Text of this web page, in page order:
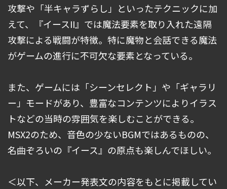
攻撃や「半キャラずらし」といったテクニックに加
えて、『イースII』では魔法要素を取り入れた遠隔
攻撃による戦闘が特徴。特に魔物と会話できる魔法
がゲームの進行に不可欠な要素となっている。
また、ゲームには「シーンセレクト」や「ギャラリ
ー」モードがあり、豊富なコンテンツによりイラス
トなどの当時の雰囲気を楽しむことができる。
MSX2のため、音色の少ないBGMではあるものの、
名曲ぞろいの『イース』の原点も楽しんでほしい。
＜以下、メーカー発表文の内容をもとに掲載してい